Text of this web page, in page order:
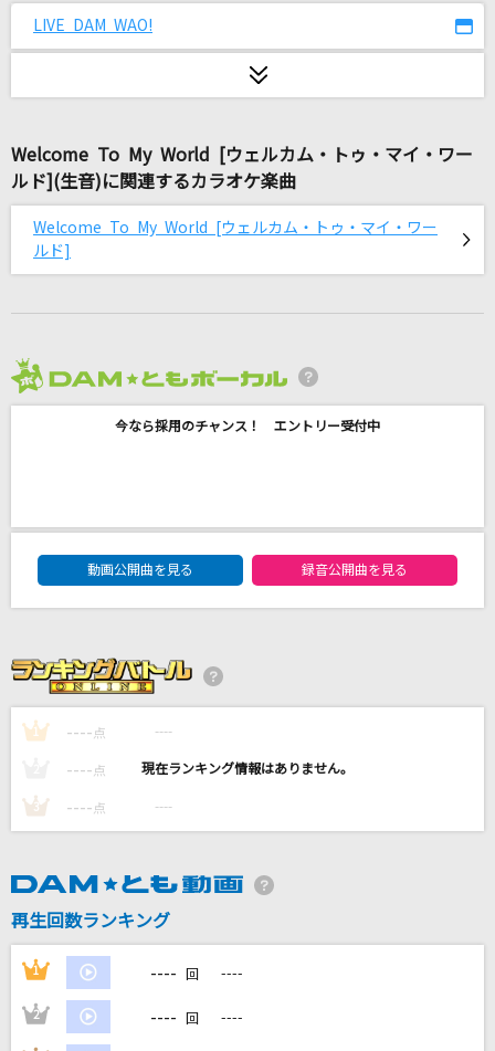
バルーン
Superfly
ダンスホール
Mrs. GREEN APPLE
花に雨を、君に歌を
未来予想図 ～VERSION '07～
Tear Train
SixTONES
[生音]Sign
Mr.Children
DAMに会員登録・ログインして
カラオケをもっと楽しもう！
LIVE DAM WAO!
Welcome To My World [ウェルカム・トゥ・マイ・ワー
ルド](生音)に関連するカラオケ楽曲
Welcome To My World [ウェルカム・トゥ・マイ・ワー
ルド]
今なら採用のチャンス！ エントリー受付中
DAM★ともボーカルエントリーランキング
動画公開曲を見る
録音公開曲を見る
1 ---- 点 ----
---- 点 ----
3 ---- 点 ----
再生回数ランキング
1 ---- 回 ----
2 ---- 回 ----